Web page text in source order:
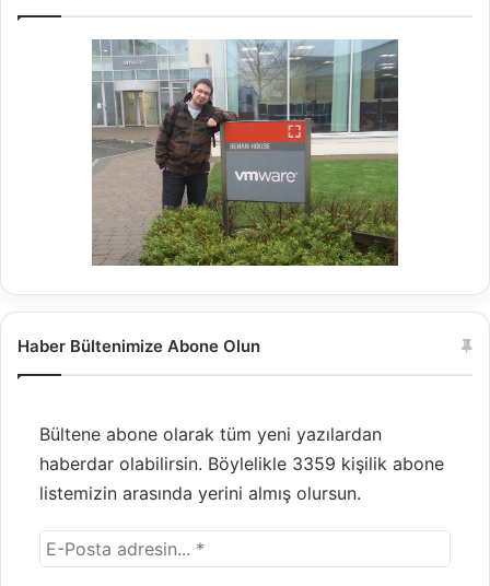
Haber Bültenimize Abone Olun
Bültene abone olarak tüm yeni yazılardan
haberdar olabilirsin. Böylelikle 3359 kişilik abone
listemizin arasında yerini almış olursun.